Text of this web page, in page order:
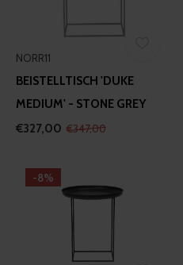
NORR11
BEISTELLTISCH 'DUKE
MEDIUM' - STONE GREY
€327,00 €347,00
-8%